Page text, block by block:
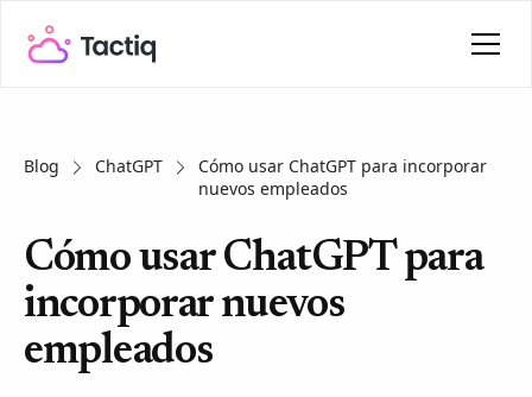
Blog ChatGPT
Cómo usar ChatGPT para incorporar
nuevos empleados
Cómo usar ChatGPT para
incorporar nuevos
empleados